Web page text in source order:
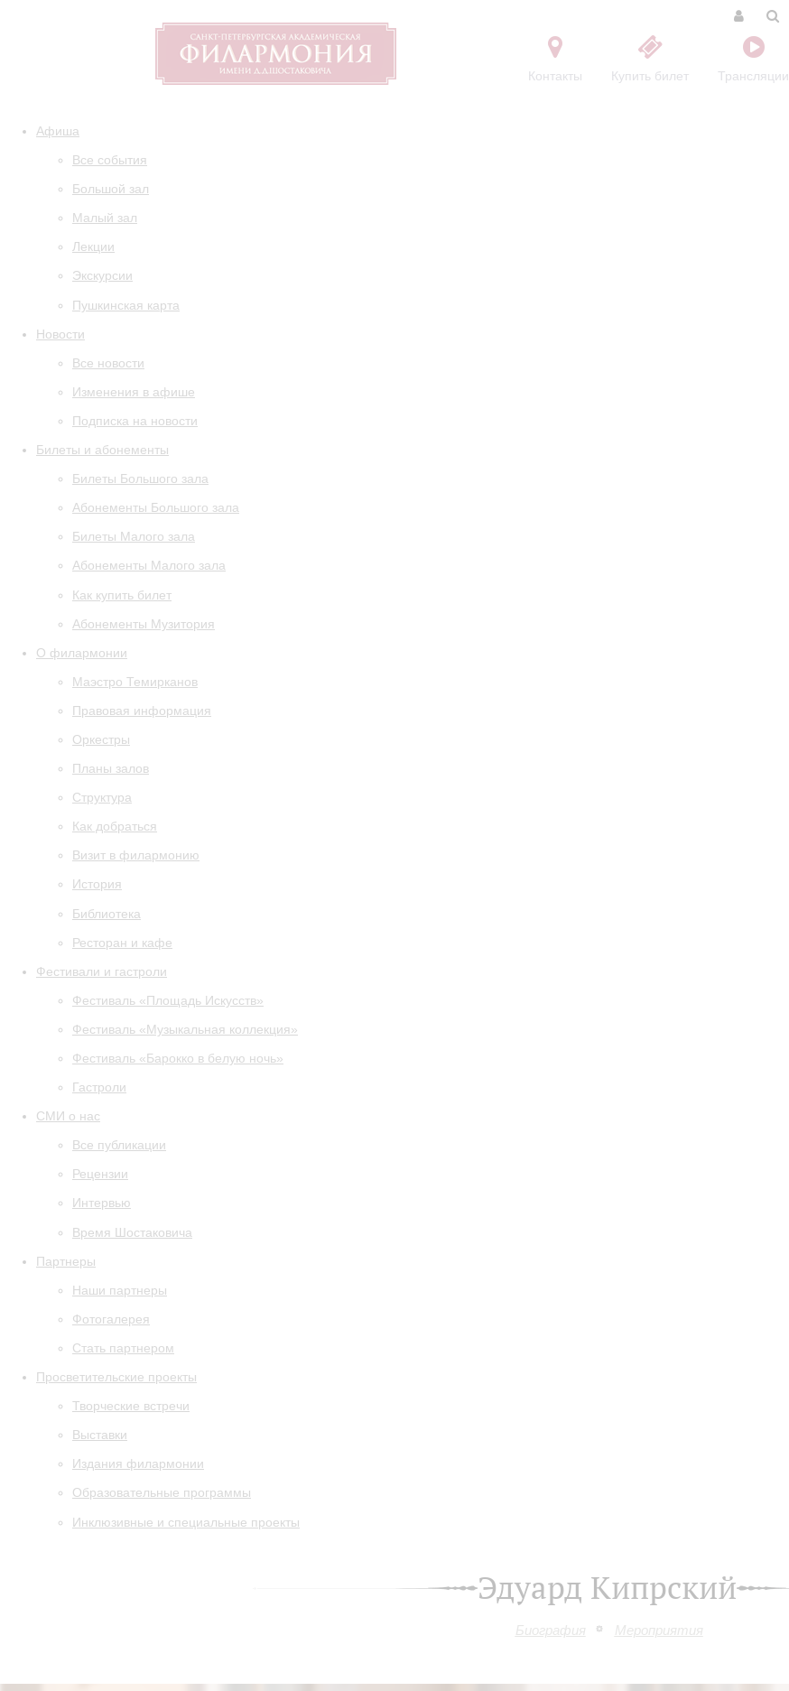
Контакты Купить билет Трансляции
Афиша
Все события
Большой зал
Малый зал
Лекции
Экскурсии
Пушкинская карта
Новости
Все новости
Изменения в афише
Подписка на новости
Билеты и абонементы
Билеты Большого зала
Абонементы Большого зала
Билеты Малого зала
Абонементы Малого зала
Как купить билет
Абонементы Музитория
О филармонии
Маэстро Темирканов
Правовая информация
Оркестры
Планы залов
Структура
Как добраться
Визит в филармонию
История
Библиотека
Ресторан и кафе
Фестивали и гастроли
Фестиваль «Площадь Искусств»
Фестиваль «Музыкальная коллекция»
Фестиваль «Барокко в белую ночь»
Гастроли
СМИ о нас
Все публикации
Рецензии
Интервью
Время Шостаковича
Партнеры
Наши партнеры
Фотогалерея
Стать партнером
Просветительские проекты
Творческие встречи
Выставки
Издания филармонии
Образовательные программы
Инклюзивные и специальные проекты
Эдуард Кипрский
Биография Мероприятия